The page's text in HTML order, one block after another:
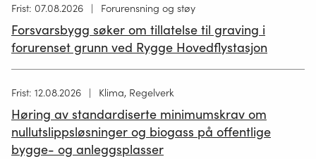
Høring
publisert
26.06.2026
Frist: 07.08.2026 Forurensning og støy
Forsvarsbygg søker om tillatelse til graving i
forurenset grunn ved Rygge Hovedflystasjon
Høring
publisert
12.05.2026
Frist: 12.08.2026 Klima, Regelverk
Høring av standardiserte minimumskrav om
nullutslippsløsninger og biogass på offentlige
bygge- og anleggsplasser